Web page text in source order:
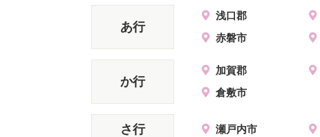
あ行
浅口郡
赤磐市
か行
加賀郡
倉敷市
さ行 瀬戸内市